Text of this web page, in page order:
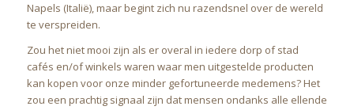
Napels (Italië), maar begint zich nu razendsnel over de wereld
te verspreiden.
Zou het niet mooi zijn als er overal in iedere dorp of stad
cafés en/of winkels waren waar men uitgestelde producten
kan kopen voor onze minder gefortuneerde medemens? Het
zou een prachtig signaal zijn dat mensen ondanks alle ellende